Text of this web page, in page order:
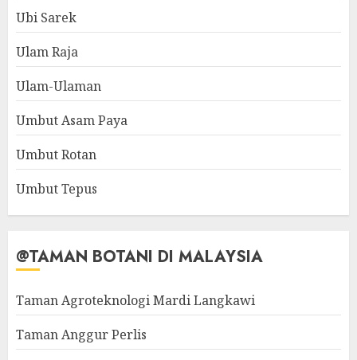
Ubi Sarek
Ulam Raja
Ulam-Ulaman
Umbut Asam Paya
Umbut Rotan
Umbut Tepus
@TAMAN BOTANI DI MALAYSIA
Taman Agroteknologi Mardi Langkawi
Taman Anggur Perlis